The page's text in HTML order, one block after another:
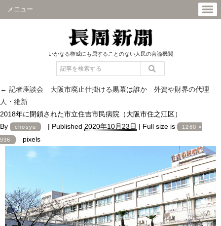
メニュー
いかなる権威にも屈することのない人民の言論機関
← 記者座談会 大阪市廃止仕掛ける黒幕は誰か 外資や財界の代理
人・維新
2018年に閉鎖された市立住吉市民病院（大阪市住之江区）
By
chosyu | Published 2020年10月23日 | Full size is 1260 ×
936 pixels